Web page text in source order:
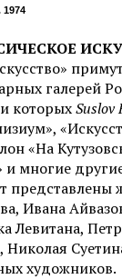
галерей
которыхSuslov
«На
и многие
Ивана
Левитана,
художников.